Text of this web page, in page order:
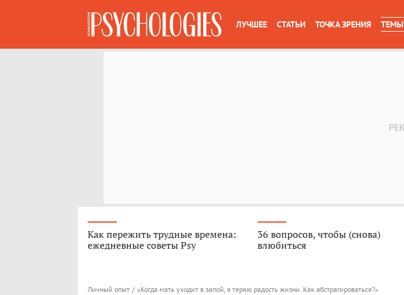
ЛУЧШЕЕ СТАТЬИ ТОЧКА ЗРЕНИЯ ТЕМЫ
Как пережить трудные времена:
ежедневные советы Psy
36 вопросов, чтобы (снова)
влюбиться
Личный опыт / «Когда мать уходит в запой, я теряю радость жизни. Как абстрагироваться?»